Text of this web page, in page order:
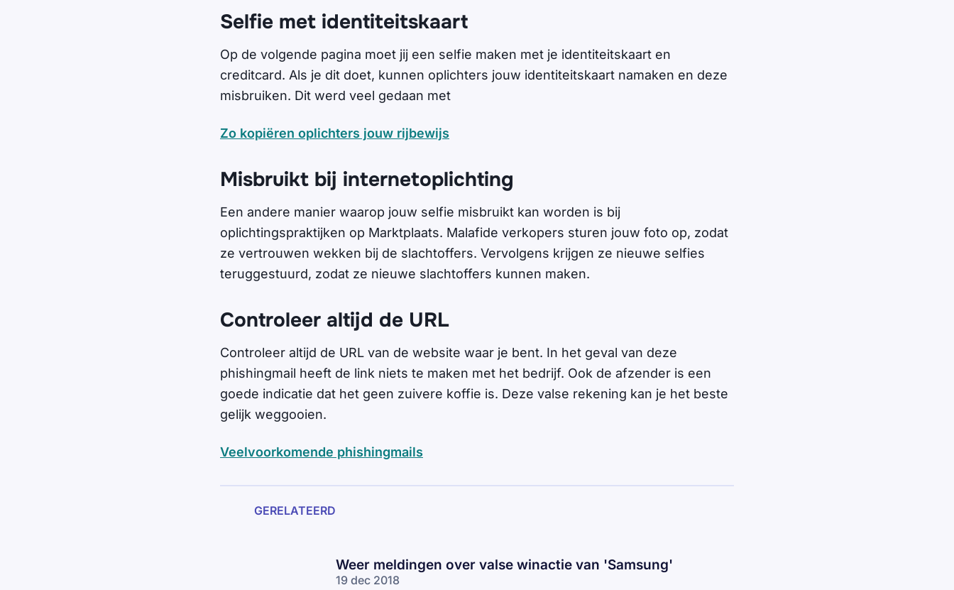
Selfie met identiteitskaart
Op de volgende pagina moet jij een selfie maken met je identiteitskaart en
creditcard. Als je dit doet, kunnen oplichters jouw identiteitskaart namaken en deze
misbruiken. Dit werd veel gedaan met
Zo kopiëren oplichters jouw rijbewijs
Misbruikt bij internetoplichting
Een andere manier waarop jouw selfie misbruikt kan worden is bij
oplichtingspraktijken op Marktplaats. Malafide verkopers sturen jouw foto op, zodat
ze vertrouwen wekken bij de slachtoffers. Vervolgens krijgen ze nieuwe selfies
teruggestuurd, zodat ze nieuwe slachtoffers kunnen maken.
Controleer altijd de URL
Controleer altijd de URL van de website waar je bent. In het geval van deze
phishingmail heeft de link niets te maken met het bedrijf. Ook de afzender is een
goede indicatie dat het geen zuivere koffie is. Deze valse rekening kan je het beste
gelijk weggooien.
Veelvoorkomende phishingmails
GERELATEERD
Weer meldingen over valse winactie van 'Samsung'
19 dec 2018